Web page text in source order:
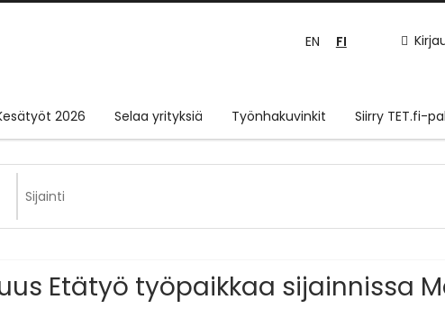
EN FI
2026 Selaa yrityksiä Työnhakuvinkit Siirry TET.fi-
Etätyö työpaikkaa sijainnissa